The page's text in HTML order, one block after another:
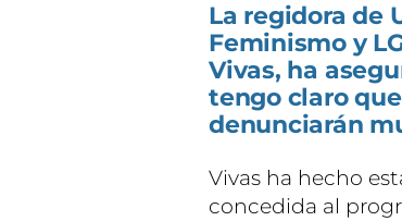
La regidora de
Feminismo y
Vivas, ha
tengo claro
denunciarán
Vivas ha hecho
concedida al